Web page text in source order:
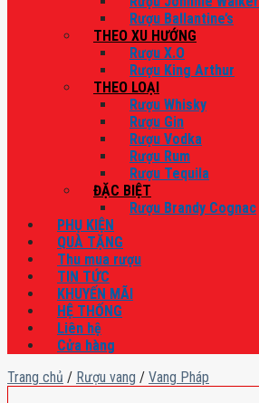
Rượu Ballantine’s
THEO XU HƯỚNG
Rượu X.O
Rượu King Arthur
THEO LOẠI
Rượu Whisky
Rượu Gin
Rượu Vodka
Rượu Rum
Rượu Tequila
ĐẶC BIỆT
Rượu Brandy Cognac
PHỤ KIỆN
QUÀ TẶNG
Thu mua rượu
TIN TỨC
KHUYẾN MÃI
HỆ THỐNG
Liên hệ
Cửa hàng
Trang chủ / Rượu vang / Vang Pháp